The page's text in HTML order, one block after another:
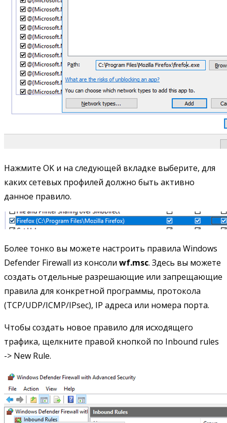
Нажмите OK и на следующей вкладке выберите, для
каких сетевых профилей должно быть активно
данное правило.
Более тонко вы можете настроить правила Windows
Defender Firewall из консоли wf.msc. Здесь вы можете
создать отдельные разрешающие или запрещающие
правила для конкретной программы, протокола
(TCP/UDP/ICMP/IPsec), IP адреса или номера порта.
Чтобы создать новое правило для исходящего
трафика, щелкните правой кнопкой по Inbound rules
-> New Rule.